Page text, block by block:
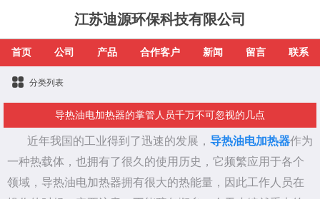
江苏迪源环保科技有限公司
首页 公司 产品 合作客户 新闻 留言 联系
分类列表
导热油电加热器的掌管人员千万不可忽视的几点
近年我国的工业得到了迅速的发展， 导热油电加热器作为
一种热载体，也拥有了很久的使用历史，它频繁应用于各个
领域，导热油电加热器拥有很大的热能量，因此工作人员在